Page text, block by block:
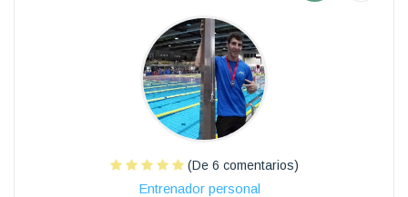
(De 6 comentarios)
Entrenador personal